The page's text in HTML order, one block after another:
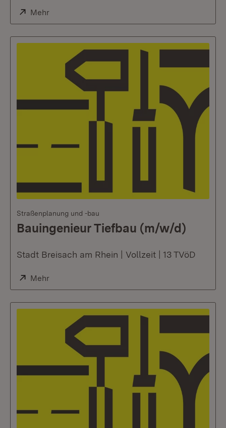
Extern:
Mehr(Öffnet in neuem Fenster)
Straßenplanung und -bau
Bauingenieur Tiefbau (m/w/d)
Stadt Breisach am Rhein | Vollzeit | 13 TVöD
Extern:
Mehr(Öffnet in neuem Fenster)